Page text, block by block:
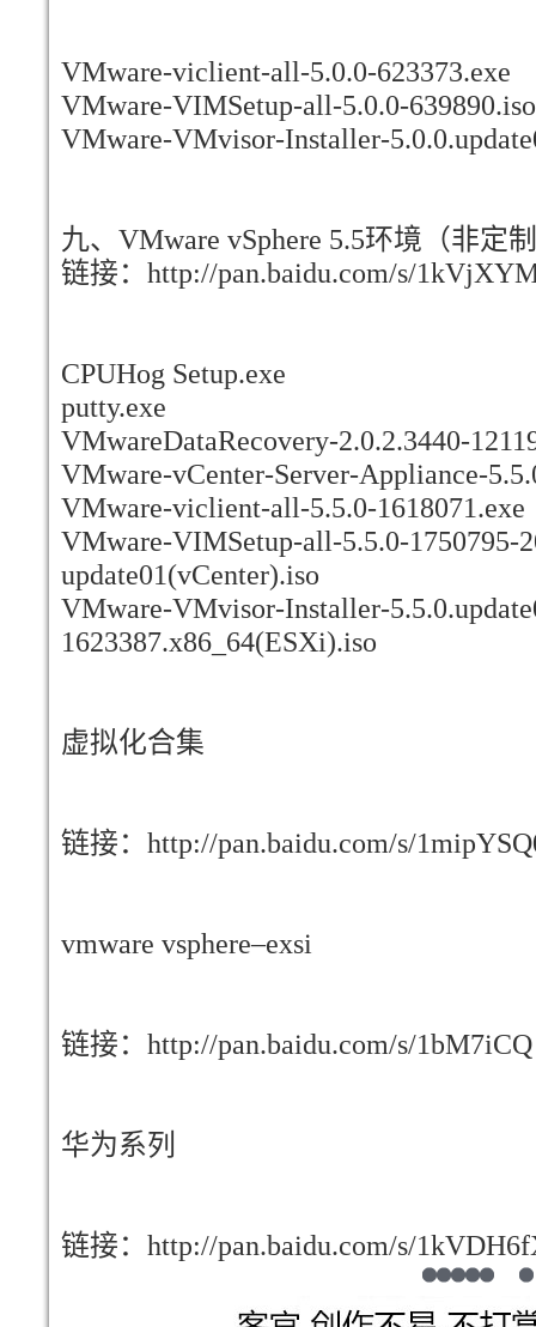
VMware-viclient-all-5.0.0-623373.exe
VMware-VIMSetup-all-5.0.0-639890.iso
VMware-VMvisor-Installer-
九、VMware vSphere 5.5环境（非定
链接：http://pan.baidu.com/s/
CPUHog Setup.exe
putty.exe
VMwareDataRecovery-2.0.2.3440-
VMware-vCenter-Server-Appliance-
VMware-viclient-all-5.5.0-1618071.exe
VMware-VIMSetup-all-5.5.0-1750795-
update01(vCenter).iso
VMware-VMvisor-Installer-
1623387.x86_64(ESXi).iso
虚拟化合集
链接：http://pan.baidu.com/s/
vmware vsphere–exsi
链接：http://pan.baidu.com/s/
华为系列
链接：http://pan.baidu.com/s/